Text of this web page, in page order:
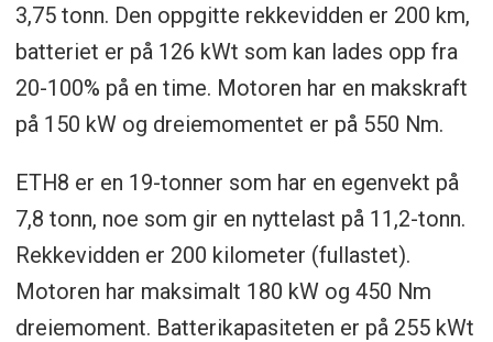
3,75 tonn. Den oppgitte rekkevidden er 200 km,
batteriet er på 126 kWt som kan lades opp fra
20-100% på en time. Motoren har en makskraft
på 150 kW og dreiemomentet er på 550 Nm.
ETH8 er en 19-tonner som har en egenvekt på
7,8 tonn, noe som gir en nyttelast på 11,2-tonn.
Rekkevidden er 200 kilometer (fullastet).
Motoren har maksimalt 180 kW og 450 Nm
dreiemoment. Batterikapasiteten er på 255 kWt